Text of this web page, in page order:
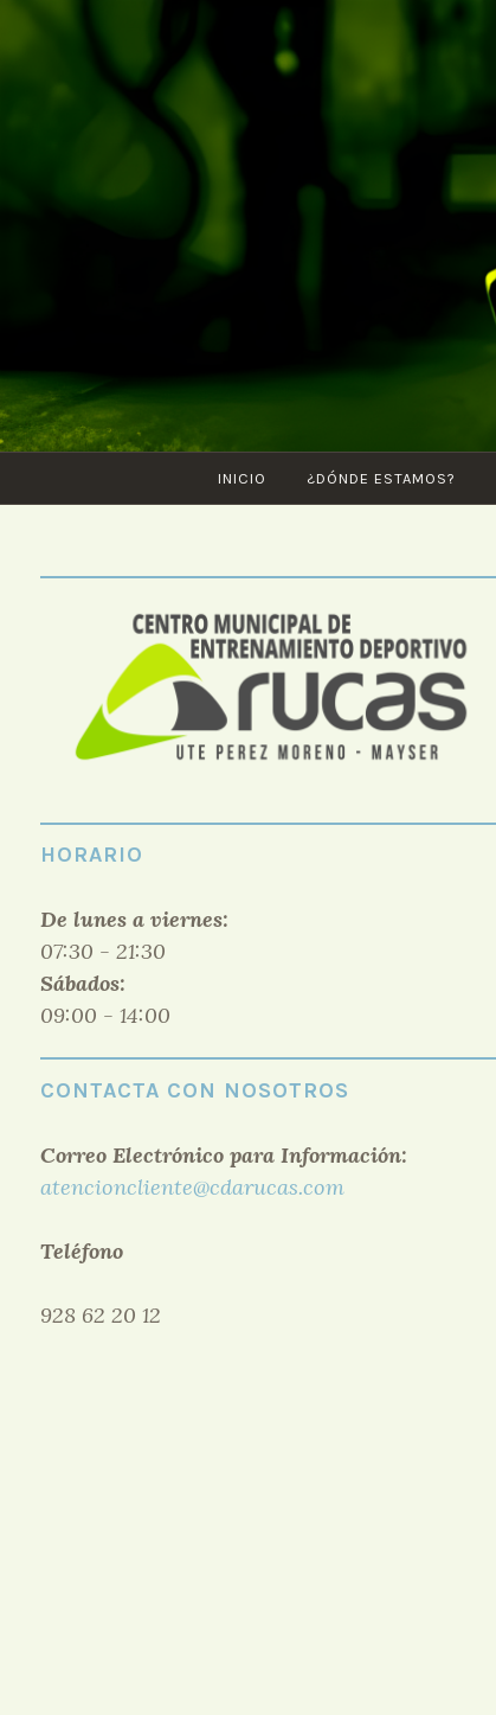
contenido
INICIO ¿DÓNDE ESTAMOS?
HORARIO
De lunes a viernes:
07:30 - 21:30
Sábados:
09:00 - 14:00
CONTACTA CON NOSOTROS
Correo Electrónico para Información:
atencioncliente@cdarucas.com
Teléfono
928 62 20 12